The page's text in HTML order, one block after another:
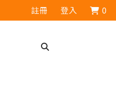
註冊 登入 0